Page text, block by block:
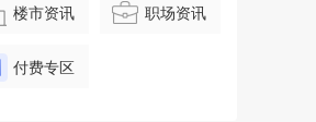
楼市资讯 职场资讯
付费专区